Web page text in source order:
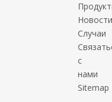
Новости
Случаи
с
нами
Sitemap